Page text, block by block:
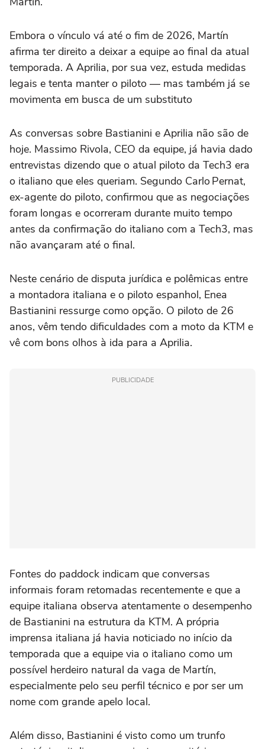
Embora o vínculo vá até o fim de 2026, Martín
afirma ter direito a deixar a equipe ao final da atual
temporada. A Aprilia, por sua vez, estuda medidas
legais e tenta manter o piloto — mas também já se
movimenta em busca de um substituto
As conversas sobre Bastianini e Aprilia não são de
hoje. Massimo Rivola, CEO da equipe, já havia dado
entrevistas dizendo que o atual piloto da Tech3 era
o italiano que eles queriam. Segundo Carlo Pernat,
ex-agente do piloto, confirmou que as negociações
foram longas e ocorreram durante muito tempo
antes da confirmação do italiano com a Tech3, mas
não avançaram até o final.
Neste cenário de disputa jurídica e polêmicas entre
a montadora italiana e o piloto espanhol, Enea
Bastianini ressurge como opção. O piloto de 26
anos, vêm tendo dificuldades com a moto da KTM e
vê com bons olhos à ida para a Aprilia.
PUBLICIDADE
Fontes do paddock indicam que conversas
informais foram retomadas recentemente e que a
equipe italiana observa atentamente o desempenho
de Bastianini na estrutura da KTM. A própria
imprensa italiana já havia noticiado no início da
temporada que a equipe via o italiano como um
possível herdeiro natural da vaga de Martín,
especialmente pelo seu perfil técnico e por ser um
nome com grande apelo local.
Além disso, Bastianini é visto como um trunfo